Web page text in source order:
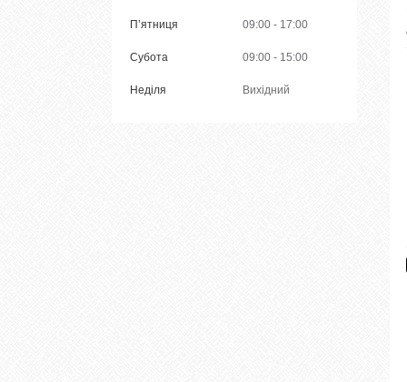
Пʼятниця 09:00 17:00
Субота 09:00 15:00
Неділя Вихідний